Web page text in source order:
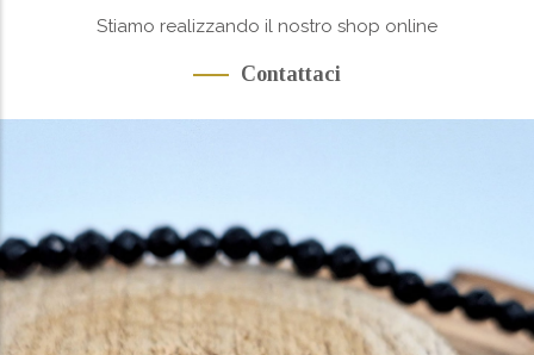
Stiamo realizzando il nostro shop online
Contattaci